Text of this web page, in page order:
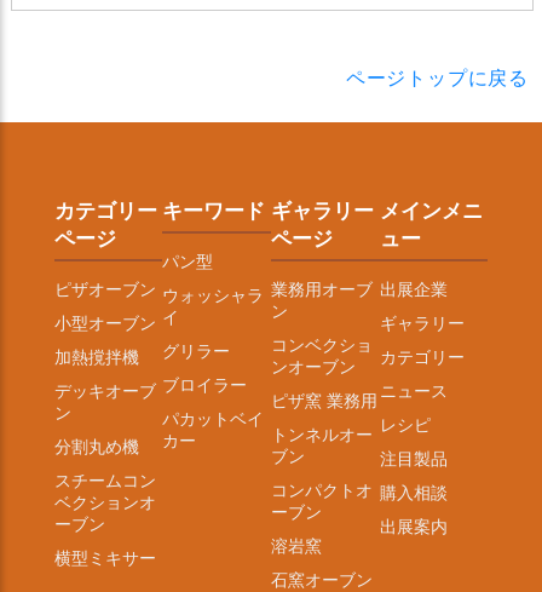
ページトップに戻る
カテゴリー
ページ
ピザオーブン
小型オーブン
加熱撹拌機
デッキオーブ
ン
分割丸め機
スチームコン
ベクションオ
ーブン
横型ミキサー
キーワード
パン型
ウォッシャラ
イ
グリラー
ブロイラー
パカットベイ
カー
ギャラリー
ページ
業務用オーブ
ン
コンベクショ
ンオーブン
ピザ窯 業務用
トンネルオー
ブン
コンパクトオ
ーブン
溶岩窯
石窯オーブン
メインメニ
ュー
出展企業
ギャラリー
カテゴリー
ニュース
レシピ
注目製品
購入相談
出展案内